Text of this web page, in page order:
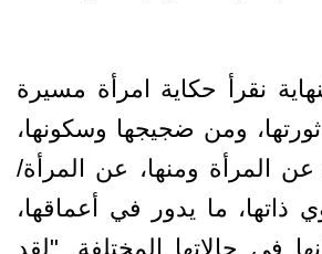
نقرأ حكاية امرأة مسيرة
ومن ضجيجها وسكونها،
المرأة ومنها، عن المرأة/
ذاتها، ما يدور في أعماقها،
في حالاتها المختلفة. "لقد